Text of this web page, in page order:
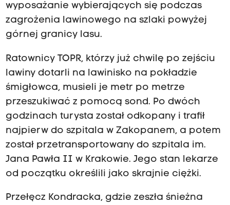
wyposażanie wybierających się podczas
zagrożenia lawinowego na szlaki powyżej
górnej granicy lasu.
Ratownicy TOPR, którzy już chwilę po zejściu
lawiny dotarli na lawinisko na pokładzie
śmigłowca, musieli je metr po metrze
przeszukiwać z pomocą sond. Po dwóch
godzinach turysta został odkopany i trafił
najpierw do szpitala w Zakopanem, a potem
został przetransportowany do szpitala im.
Jana Pawła II w Krakowie. Jego stan lekarze
od początku określili jako skrajnie ciężki.
Przełęcz Kondracka, gdzie zeszła śnieżna